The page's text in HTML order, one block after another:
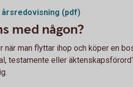
(pdf)
med någon?
man flyttar ihop och köper en
testamente eller